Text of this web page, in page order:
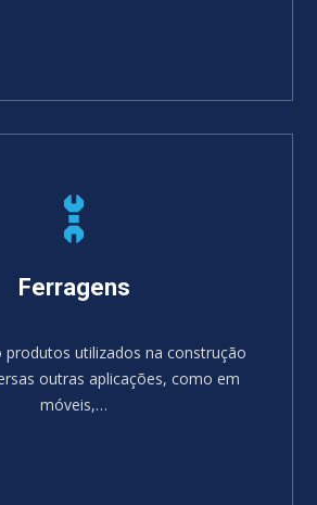
Ferragens
produtos utilizados na construção
outras aplicações, como em
móveis,…